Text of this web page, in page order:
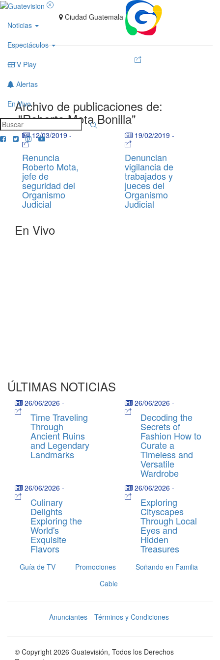
Noticias
Espectáculos
GTV Play
Alertas
En Vivo
Ciudad Guatemala
Archivo de publicaciones de:
"Roberto Mota Bonilla"
12/03/2019 -
Renuncia
Roberto Mota,
jefe de
seguridad del
Organismo
Judicial
19/02/2019 -
Denuncian
vigilancia de
trabajados y
jueces del
Organismo
Judicial
En Vivo
ÚLTIMAS NOTICIAS
26/06/2026 -
Time Traveling
Through
Ancient Ruins
and Legendary
Landmarks
26/06/2026 -
Decoding the
Secrets of
Fashion How to
Curate a
Timeless and
Versatile
Wardrobe
26/06/2026 -
Culinary
Delights
Exploring the
World's
Exquisite
Flavors
26/06/2026 -
Exploring
Cityscapes
Through Local
Eyes and
Hidden
Treasures
Guía de TV Promociones
Soñando en Familia
Cable
Anunciantes Términos y Condiciones
© Copyright 2026 Guatevisión, Todos los Derechos